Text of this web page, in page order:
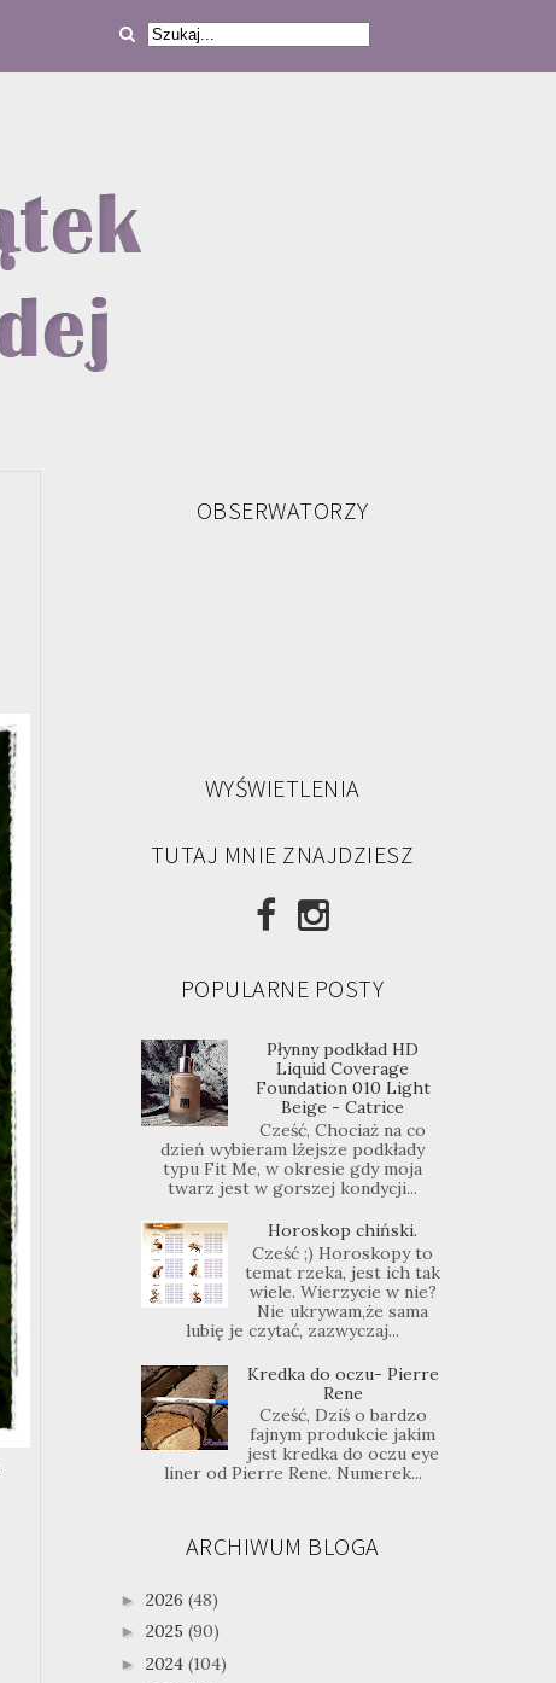
OBSERWATORZY
WYŚWIETLENIA
TUTAJ MNIE ZNAJDZIESZ
POPULARNE POSTY
Płynny podkład HD
Liquid Coverage
Foundation 010 Light
Beige - Catrice
Cześć, Chociaż na co
dzień wybieram lżejsze podkłady
typu Fit Me, w okresie gdy moja
twarz jest w gorszej kondycji...
Horoskop chiński.
Cześć ;) Horoskopy to
temat rzeka, jest ich tak
wiele. Wierzycie w nie?
Nie ukrywam,że sama
lubię je czytać, zazwyczaj...
Kredka do oczu- Pierre
Rene
Cześć, Dziś o bardzo
fajnym produkcie jakim
jest kredka do oczu eye
liner od Pierre Rene. Numerek...
ARCHIWUM BLOGA
► 2026 (48)
► 2025 (90)
► 2024 (104)